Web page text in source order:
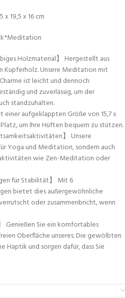
x 19,5 x 16 cm
Holzmaterial】 Hergestellt aus
Kupferholz. Unsere Meditation mit
ist leicht und dennoch
und zuverlässig, um der
standzuhalten.
einer aufgeklappten Größe von 15,7 x
um Ihre Hüften bequem zu stützen.
】 Unsere
Yoga und Meditation, sondern auch
wie Zen-Meditation oder
für Stabilität】 Mit 6
bietet dies außergewöhnliche
oder zusammenbricht, wenn
Genießen Sie ein komfortables
Oberfläche unseres. Die gewölbten
Haptik und sorgen dafür, dass Sie